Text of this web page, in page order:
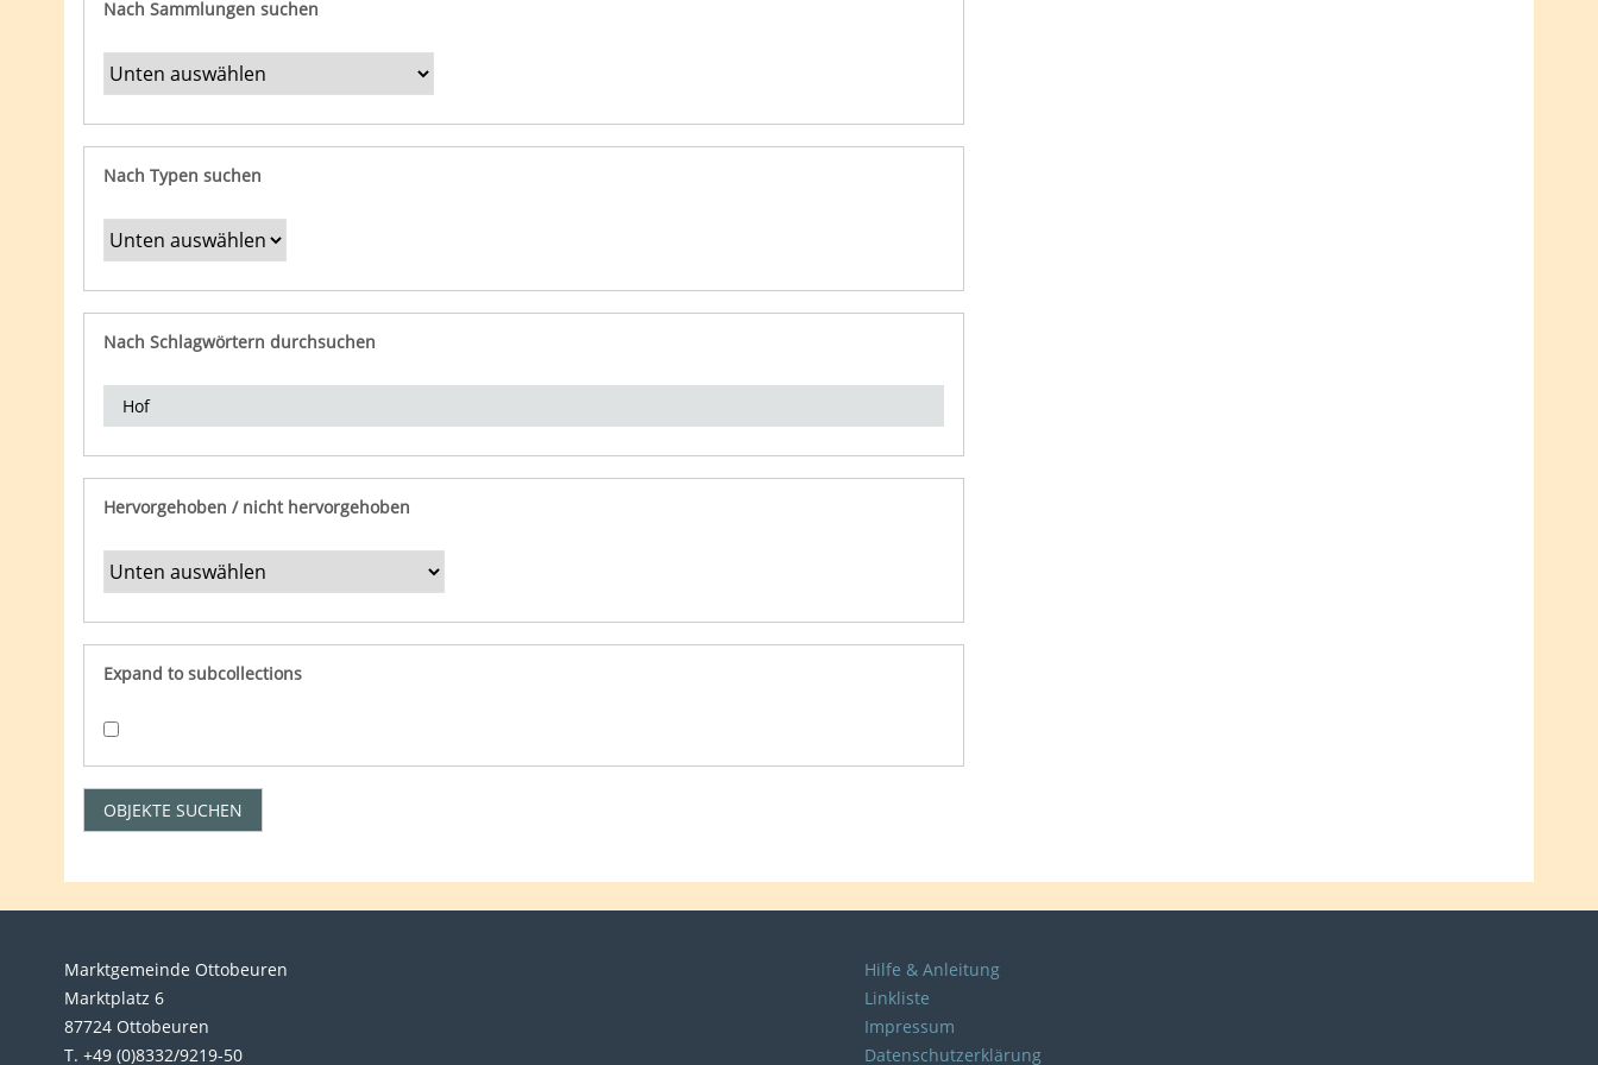
Nach Sammlungen suchen
Nach Typen suchen
Nach Schlagwörtern durchsuchen
Hervorgehoben / nicht hervorgehoben
Expand to subcollections
Marktgemeinde Ottobeuren
Marktplatz 6
87724 Ottobeuren
T. +49 (0)8332/9219-50
Hilfe & Anleitung
Linkliste
Impressum
Datenschutzerklärung